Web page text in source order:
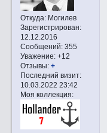
Откуда:Могилев
Зарегистрирован:
12.12.2016
Сообщений:355
Уважение: +12
Отзывы: +
Последний визит:
10.03.2022 23:42
Моя коллекция: